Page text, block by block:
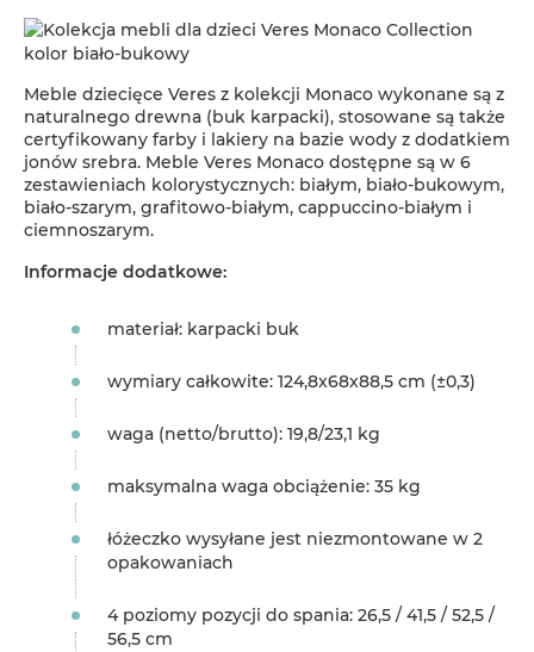
Meble dziecięce Veres z kolekcji Monaco wykonane są z
naturalnego drewna (buk karpacki), stosowane są także
certyfikowany farby i lakiery na bazie wody z dodatkiem
jonów srebra. Meble Veres Monaco dostępne są w 6
zestawieniach kolorystycznych: białym, biało-bukowym,
biało-szarym, grafitowo-białym, cappuccino-białym i
ciemnoszarym.
Informacje dodatkowe:
materiał: karpacki buk
wymiary całkowite: 124,8x68x88,5 cm (±0,3)
waga (netto/brutto): 19,8/23,1 kg
maksymalna waga obciążenie: 35 kg
łóżeczko wysyłane jest niezmontowane w 2
opakowaniach
4 poziomy pozycji do spania: 26,5 / 41,5 / 52,5 /
56,5 cm